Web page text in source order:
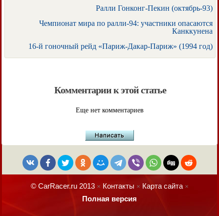
Ралли Гонконг-Пекин (октябрь-93)
Чемпионат мира по ралли-94: участники опасаются
Канккунена
16-й гоночный рейд «Париж-Дакар-Париж» (1994 год)
Комментарии к этой статье
Еще нет комментариев
© CarRacer.ru 2013× Контакты × Карта сайта×
Полная версия